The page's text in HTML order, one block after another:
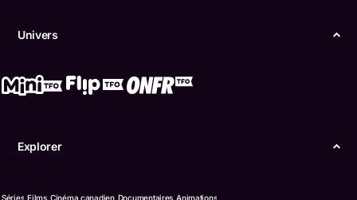
Univers
Explorer
Séries Films Cinéma canadien Documentaires Animations
Boukili
Confidentialité